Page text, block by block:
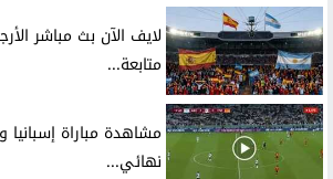
لايف الآن بث مباشر
متابعة...
مشاهدة مباراة
نهائي...